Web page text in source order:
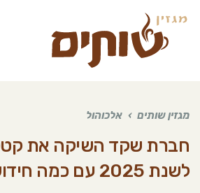
מגזין שותים › אלכוהול
חברת שקד השיקה את
לשנת 2025 עם כמה חידושים מעניינים